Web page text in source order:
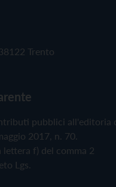
Trento
pubblici all'editoria
2017, n. 70.
lettera f) del comma 2
Lgs.